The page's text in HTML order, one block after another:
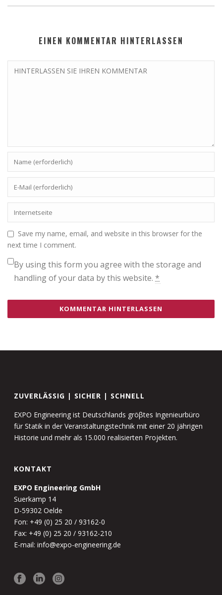
EINEN KOMMENTAR HINTERLASSEN
Save my name, email, and website in this browser for the
next time I comment.
By using this form you agree with the storage and
handling of your data by this website. *
ZUVERLÄSSIG | SICHER | SCHNELL
EXPO Engineering ist Deutschlands gröβtes Ingenieurbüro
für Statik in der Veranstaltungstechnik mit einer 20 jährigen
Historie und mehr als 15.000 realisierten Projekten.
KONTAKT
EXPO Engineering GmbH
Suerkamp 14
D-59302 Oelde
Fon: +49 (0) 25 20 / 93162-0
Fax: +49 (0) 25 20 / 93162-210
E-mail: info@expo-engineering.de